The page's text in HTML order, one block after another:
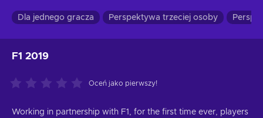
Dla jednego gracza Perspektywa trzeciej osoby
F1 2019
Oceń jako pierwszy!
Working in partnership with F1, for the first time ever, players